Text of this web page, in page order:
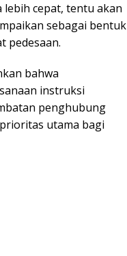
lebih cepat, tentu akan
sebagai bentuk
pedesaan.
bahwa
instruksi
penghubung
utama bagi